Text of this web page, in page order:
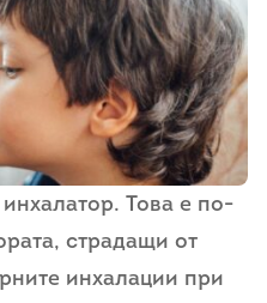
Това е по-
страдащи от
инхалации при